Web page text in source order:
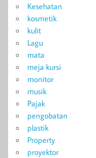
Kesehatan
kosmetik
kulit
Lagu
mata
meja kursi
monitor
musik
Pajak
pengobatan
plastik
Property
proyektor